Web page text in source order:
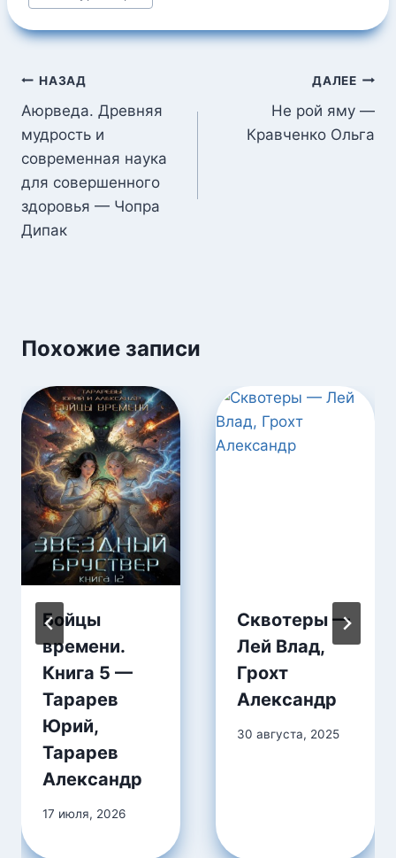
записи:
Навигация
по
записям
НАЗАД
Аюрведа. Древняя
мудрость и
современная наука
для совершенного
здоровья — Чопра
Дипак
ДАЛЕЕ
Не рой яму —
Кравченко Ольга
Похожие записи
Бойцы
времени.
Книга 5 —
Тарарев
Юрий,
Тарарев
Александр
17 июля, 2026
Сквотеры —
Лей Влад,
Грохт
Александр
30 августа, 2025